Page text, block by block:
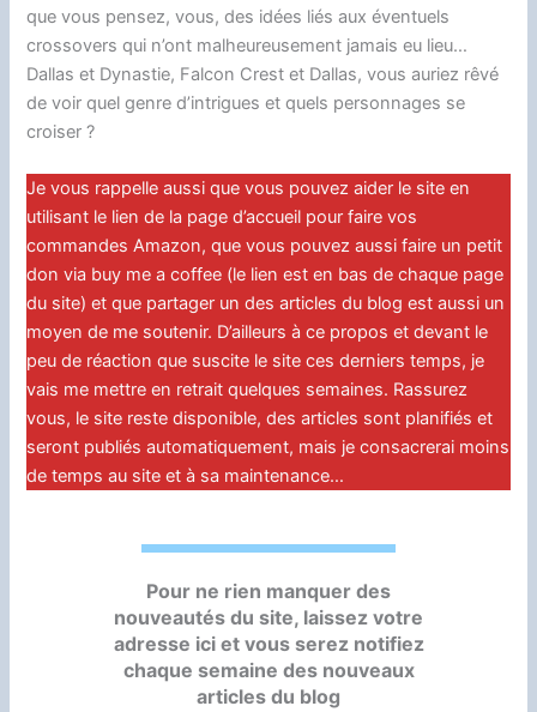
que vous pensez, vous, des idées liés aux éventuels
crossovers qui n’ont malheureusement jamais eu lieu…
Dallas et Dynastie, Falcon Crest et Dallas, vous auriez rêvé
de voir quel genre d’intrigues et quels personnages se
croiser ?
Je vous rappelle aussi que vous pouvez aider le site en
utilisant le lien de la page d’accueil pour faire vos
commandes Amazon, que vous pouvez aussi faire un petit
don via buy me a coffee (le lien est en bas de chaque page
du site) et que partager un des articles du blog est aussi un
moyen de me soutenir. D’ailleurs à ce propos et devant le
peu de réaction que suscite le site ces derniers temps, je
vais me mettre en retrait quelques semaines. Rassurez
vous, le site reste disponible, des articles sont planifiés et
seront publiés automatiquement, mais je consacrerai moins
de temps au site et à sa maintenance…
Pour ne rien manquer des
nouveautés du site, laissez votre
adresse ici et vous serez notifiez
chaque semaine des nouveaux
articles du blog